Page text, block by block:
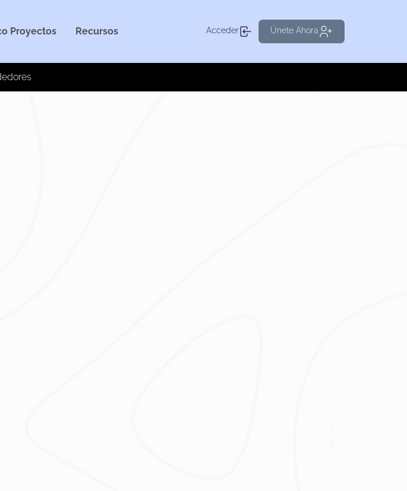
Proyectos Recursos Acceder Únete Ahora